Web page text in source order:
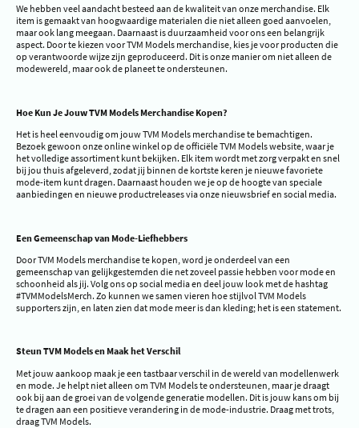
We hebben veel aandacht besteed aan de kwaliteit van onze merchandise. Elk
item is gemaakt van hoogwaardige materialen die niet alleen goed aanvoelen,
maar ook lang meegaan. Daarnaast is duurzaamheid voor ons een belangrijk
aspect. Door te kiezen voor TVM Models merchandise, kies je voor producten die
op verantwoorde wijze zijn geproduceerd. Dit is onze manier om niet alleen de
modewereld, maar ook de planeet te ondersteunen.
Hoe Kun Je Jouw TVM Models Merchandise Kopen?
Het is heel eenvoudig om jouw TVM Models merchandise te bemachtigen.
Bezoek gewoon onze online winkel op de officiële TVM Models website, waar je
het volledige assortiment kunt bekijken. Elk item wordt met zorg verpakt en snel
bij jou thuis afgeleverd, zodat jij binnen de kortste keren je nieuwe favoriete
mode-item kunt dragen. Daarnaast houden we je op de hoogte van speciale
aanbiedingen en nieuwe productreleases via onze nieuwsbrief en social media.
Een Gemeenschap van Mode-Liefhebbers
Door TVM Models merchandise te kopen, word je onderdeel van een
gemeenschap van gelijkgestemden die net zoveel passie hebben voor mode en
schoonheid als jij. Volg ons op social media en deel jouw look met de hashtag
#TVMModelsMerch. Zo kunnen we samen vieren hoe stijlvol TVM Models
supporters zijn, en laten zien dat mode meer is dan kleding; het is een statement.
Steun TVM Models en Maak het Verschil
Met jouw aankoop maak je een tastbaar verschil in de wereld van modellenwerk
en mode. Je helpt niet alleen om TVM Models te ondersteunen, maar je draagt
ook bij aan de groei van de volgende generatie modellen. Dit is jouw kans om bij
te dragen aan een positieve verandering in de mode-industrie. Draag met trots,
draag TVM Models.